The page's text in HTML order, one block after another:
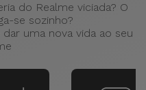
do Realme viciada? O
se sozinho?
uma nova vida ao seu